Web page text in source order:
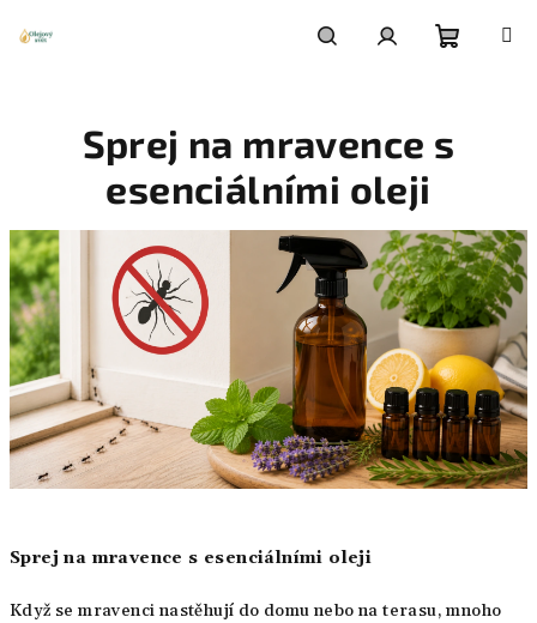
košík
Sprej na mravence s
esenciálními oleji
Sprej na mravence s esenciálními oleji
Když se mravenci nastěhují do domu nebo na terasu, mnoho